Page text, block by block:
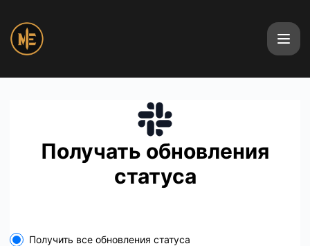
Получать обновления
статуса
Select the components you want to receive updates for
Получить все обновления статуса